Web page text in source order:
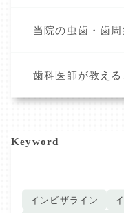
当院の虫歯・歯周
歯科医師が教え
Keyword
インビザライン